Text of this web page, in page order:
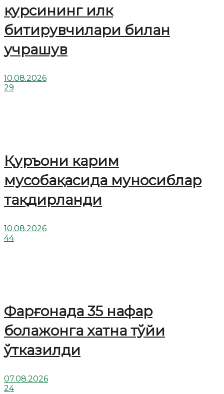
курсининг илк
битирувчилари билан
учрашув
10.08.2026
29
Қуръони карим
мусобақасида муносиблар
тақдирланди
10.08.2026
44
Фарғонада 35 нафар
болажонга хатна тўйи
ўтказилди
07.08.2026
24